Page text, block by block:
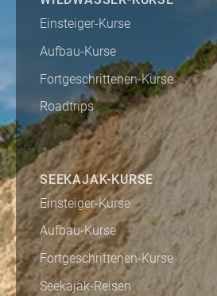
Einsteiger-Kurse
Aufbau-Kurse
Fortgeschrittenen-Kurse
Roadtrips
SEEKAJAK-KURSE
Einsteiger-Kurse
Aufbau-Kurse
Fortgeschrittenen-Kurse
Seekajak-Reisen